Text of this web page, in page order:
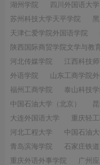
湖州学院
四川外国语大学
苏州科技大学天平学院
天津仁爱学院外国语学院
陕西国际商贸学院文学与教
河北传媒学院
江西科技
外语学院
山东工商学院
福州工商学院
泰山科技
中国石油大学（北京）
大连外国语大学
重庆轻
河北工程大学
中国石油大
青岛滨海学院
石家庄铁
重庆外语外事学院
广州